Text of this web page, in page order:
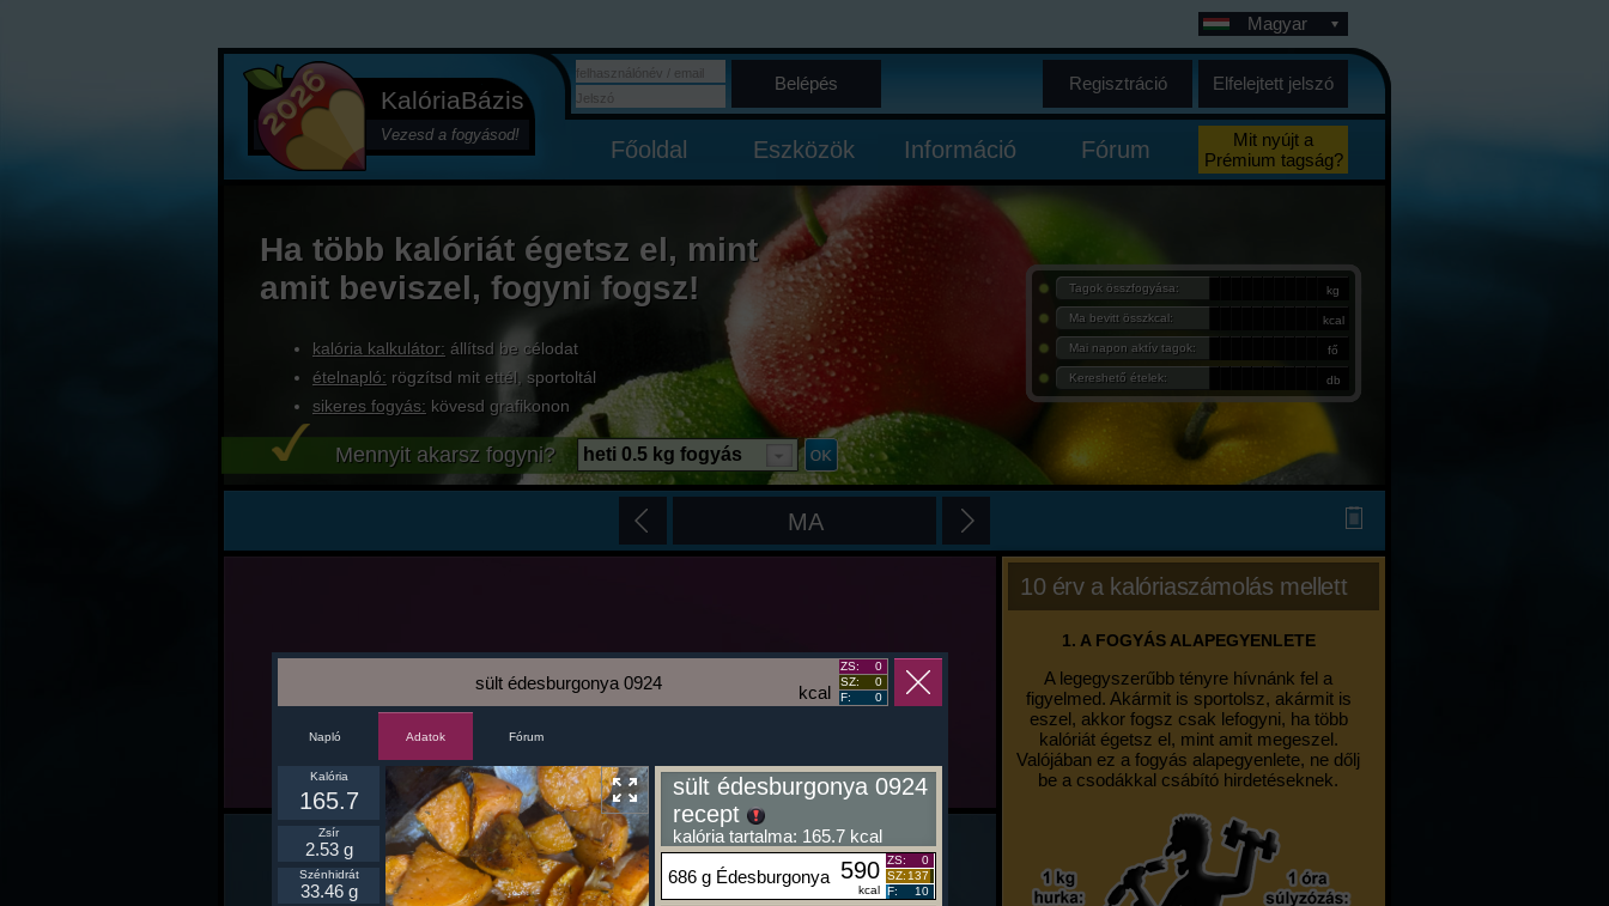
KalóriaBázis
Vezesd a fogyásod!
Magyar
Belépés Regisztráció Elfelejtett jelszó
Főoldal Eszközök Információ Fórum
Mit nyújt a
Prémium tagság?
Ha több kalóriát égetsz el, mint
amit beviszel, fogyni fogsz!
kalória kalkulátor: állítsd be célodat
ételnapló: rögzítsd mit ettél, sportoltál
sikeres fogyás: kövesd grafikonon
Tagok összfogyása: kg
Ma bevitt összkcal: kcal
Mai napon aktív tagok: fő
Kereshető ételek: db
Mennyit akarsz fogyni? heti 0.5 kg fogyás
MA
10 érv a kalóriaszámolás mellett
1. A FOGYÁS ALAPEGYENLETE
A legegyszerűbb tényre hívnánk fel a
figyelmed. Akármit is sportolsz, akármit is
eszel, akkor fogsz csak lefogyni, ha több
kalóriát égetsz el, mint amit megeszel.
Valójában ez a fogyás alapegyenlete, ne dőlj
be a csodákkal csábító hirdetéseknek.
kcal
sült édesburgonya 0924
ZS:
0
SZ:
0
F:
0
Napló Adatok Fórum
Kalória
165.7
Zsír
2.53 g
Szénhidrát
33.46 g
sült édesburgonya 0924
recept
kalória tartalma: 165.7 kcal
686 g Édesburgonya 590
kcal
ZS:
0
SZ: 137
F:
10